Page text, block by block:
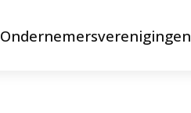
Ondernemersverenigingen